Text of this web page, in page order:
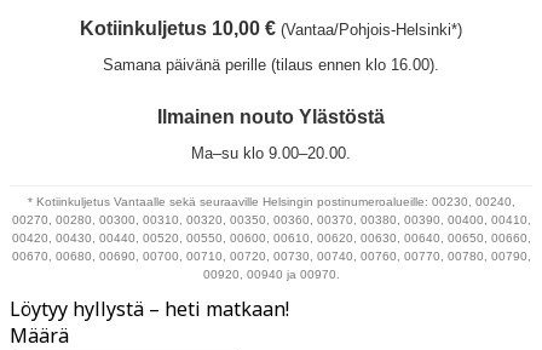
Kotiinkuljetus 10,00 € (Vantaa/Pohjois-Helsinki*)
Samana päivänä perille (tilaus ennen klo 16.00).
Ilmainen nouto Ylästöstä
Ma–su klo 9.00–20.00.
* Kotiinkuljetus Vantaalle sekä seuraaville Helsingin postinumeroalueille: 00230, 00240,
00270, 00280, 00300, 00310, 00320, 00350, 00360, 00370, 00380, 00390, 00400, 00410,
00420, 00430, 00440, 00520, 00550, 00600, 00610, 00620, 00630, 00640, 00650, 00660,
00670, 00680, 00690, 00700, 00710, 00720, 00730, 00740, 00760, 00770, 00780, 00790,
00920, 00940 ja 00970.
Löytyy hyllystä – heti matkaan!
Määrä